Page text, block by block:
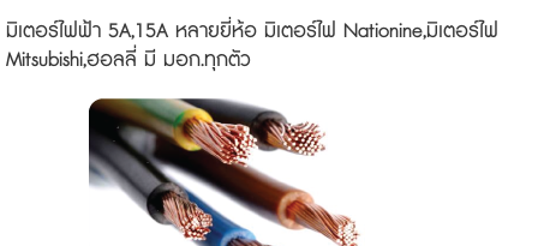
มิเตอร์ไฟฟ้า 5A,15A หลายยี่ห้อ มิเตอร์ไฟ Nationine,มิเตอร์ไฟ
Mitsubishi,ฮอลลี่ มี มอก.ทุกตัว